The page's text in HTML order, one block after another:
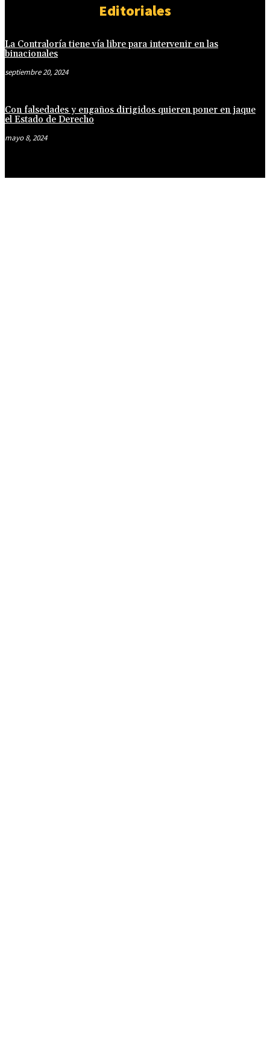
Editoriales
La Contraloría tiene vía libre para intervenir en las
binacionales
septiembre 20, 2024
Con falsedades y engaños dirigidos quieren poner en jaque
el Estado de Derecho
mayo 8, 2024